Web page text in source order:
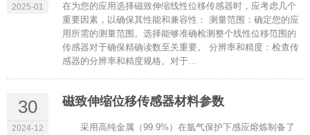
2025-01
在为您的应用选择磁致伸缩线性位移传感器时，应考虑几个
重要因素，以确保其性能和兼容性： 测量范围：确定您的应
用所需的测量范围。选择能够准确检测整个线性位移范围的
传感器对于确保精确读数至关重要。 分辨率和精度：检查传
感器的分辨率和精度规格。对于...
30
2024-12
磁致伸缩位移传感器材料参数
采用高纯金属（99.9%）在氩气保护下感应熔炼制备了